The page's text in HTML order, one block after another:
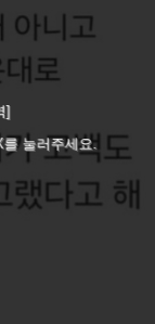
]
눌러주세요.